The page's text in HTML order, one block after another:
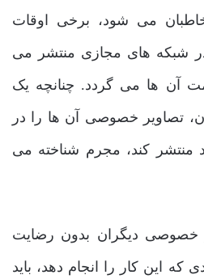
می‌ شود، برخی اوقات
در شبکه ‌های مجازی منتشر می
آن ها می‌ گردد. چنانچه یک
تصاویر خصوصی آن ها را در
منتشر کند، مجرم شناخته می‌
خصوصی دیگران بدون رضایت
این کار را انجام دهد، باید